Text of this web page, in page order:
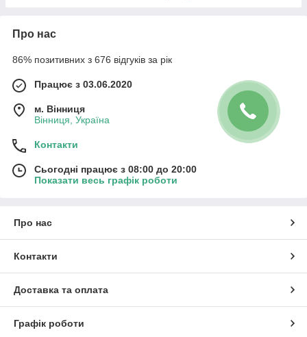
Про нас
86% позитивних з 676 відгуків за рік
Працює з 03.06.2020
м. Вінниця
Вінниця, Україна
Контакти
Сьогодні працює з 08:00 до 20:00
Показати весь графік роботи
Про нас
Контакти
Доставка та оплата
Графік роботи